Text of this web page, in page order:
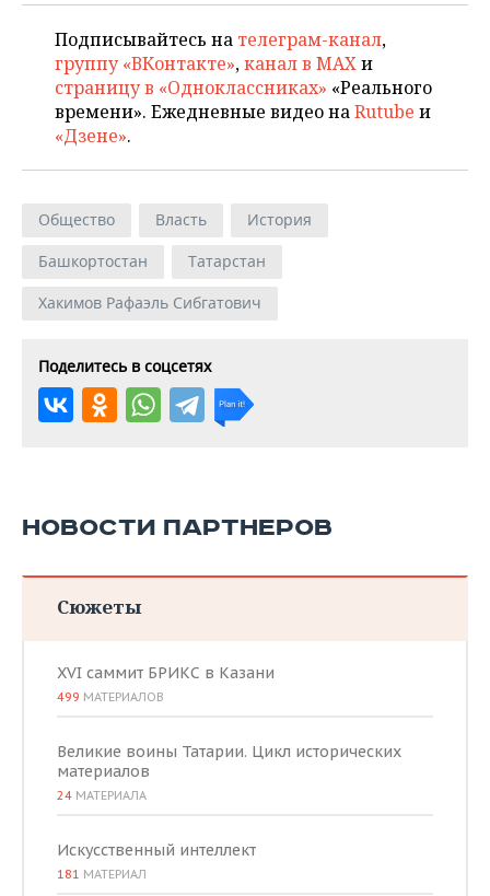
Подписывайтесь на телеграм-канал,
группу «ВКонтакте»,канал в MAXи
страницу в «Одноклассниках» «Реального
времени». Ежедневные видео наRutube и
«Дзене».
Общество Власть
История
Башкортостан
Татарстан
Хакимов Рафаэль Сибгатович
Поделитесь в соцсетях
НОВОСТИ ПАРТНЕРОВ
Сюжеты
XVI саммит БРИКС в Казани
499 МАТЕРИАЛОВ
Великие воины Татарии. Цикл исторических
материалов
24 МАТЕРИАЛА
Искусственный интеллект
181 МАТЕРИАЛ